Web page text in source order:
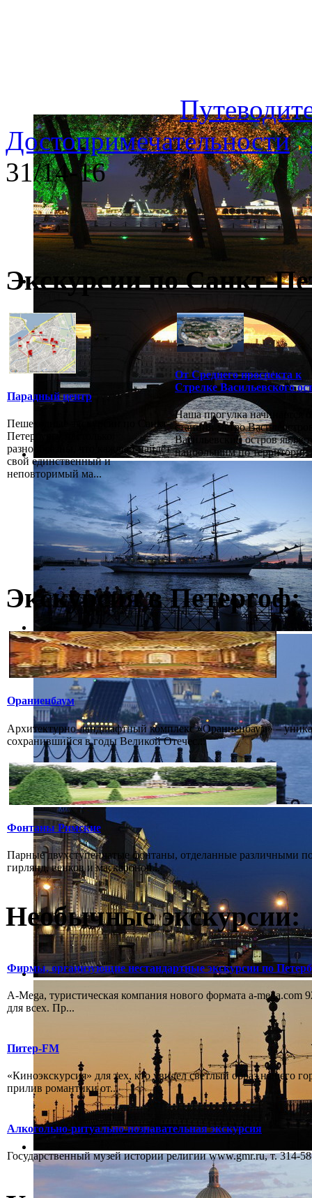
Достопримечательности
31/14-16
Экскурсии по Санкт-
Парадный центр
Пешеходные экскурсии по Санкт-
Петербургу настолько
разнообразны, что каждый найдёт
свой единственный и
неповторимый ма...
От Среднего проспекта к
Стрелке Васильевского
Наша прогулка начинается
станции метро
Васильевский остров
наибольшим по территории
Экскурсия в Петергоф:
Ораниенбаум
Архитектурно-ландшафтный комплекс «Ораниенбаум» –
сохранившийся в годы Великой Отечес...
Фонтаны Римские
Парные двухступенчатые фонтаны, отделанные различными
гирлянд, венков и маскаронов...
Необычные экскурсии:
Фирмы, организующие нестандартные экскурсии по
А-Mega, туристическая компания нового формата a-
для всех. Пр...
Питер-FM
«Киноэкскурсия» для тех, кто увидел светлый образ нашего
прилив романтики от...
Алкогольно-ритуально-познавательная экскурсия
Государственный музей истории религии www.gmr.ru, т. 314-